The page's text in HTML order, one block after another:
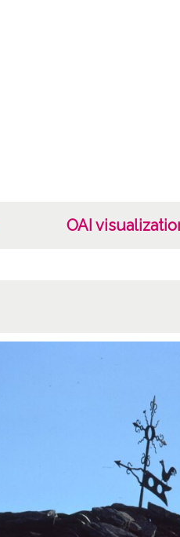
OAI